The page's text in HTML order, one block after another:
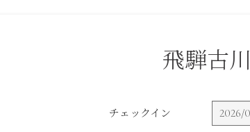
飛騨古川
チェックイン